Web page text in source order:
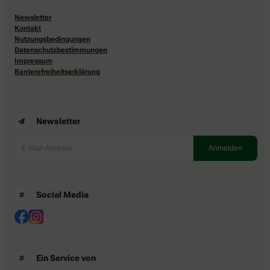
Newsletter
Kontakt
Nutzungsbedingungen
Datenschutzbestimmungen
Impressum
Barrierefreiheitserklärung
Newsletter
Social Media
Ein Service von